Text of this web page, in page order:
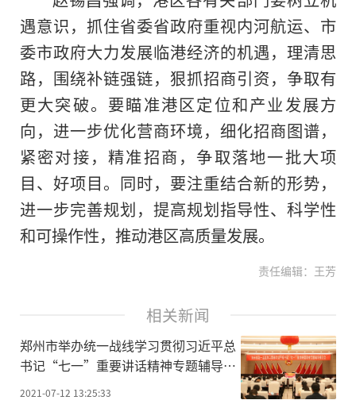
遇意识，抓住省委省政府重视内河航运、市
委市政府大力发展临港经济的机遇，理清思
路，围绕补链强链，狠抓招商引资，争取有
更大突破。要瞄准港区定位和产业发展方
向，进一步优化营商环境，细化招商图谱，
紧密对接，精准招商，争取落地一批大项
目、好项目。同时，要注重结合新的形势，
进一步完善规划，提高规划指导性、科学性
和可操作性，推动港区高质量发展。
责任编辑：王芳
相关新闻
郑州市举办统一战线学习贯彻习近平总
书记“七一”重要讲话精神专题辅导报
告会
2021-07-12 13:25:33